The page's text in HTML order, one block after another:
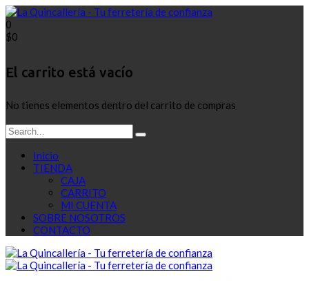
0
$0
El carrito está vacío
No tienes elementos dentro del carrito de compras
Inicio
TIENDA
CAJA
CARRITO
MI CUENTA
SOBRE NOSOTROS
CONTACTO